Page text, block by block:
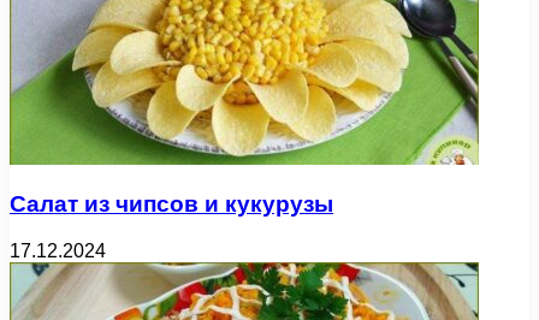
Салат из чипсов и кукурузы
17.12.2024